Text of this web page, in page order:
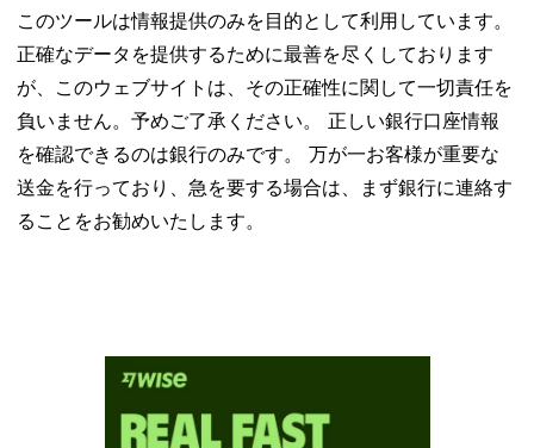
このツールは情報提供のみを目的として利用しています。
正確なデータを提供するために最善を尽くしております
が、このウェブサイトは、その正確性に関して一切責任を
負いません。予めご了承ください。 正しい銀行口座情報
を確認できるのは銀行のみです。 万が一お客様が重要な
送金を行っており、急を要する場合は、まず銀行に連絡す
ることをお勧めいたします。